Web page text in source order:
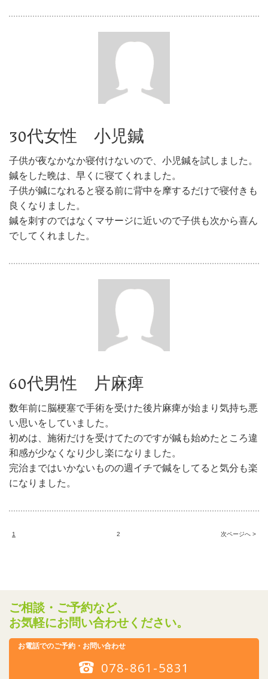
30代女性 小児鍼
子供が夜なかなか寝付けないので、小児鍼を試しました。
鍼をした晩は、早くに寝てくれました。
子供が鍼になれると寝る前に背中を摩するだけで寝付きも
良くなりました。
鍼を刺すのではなくマサージに近いので子供も次から喜ん
でしてくれました。
60代男性 片麻痺
数年前に脳梗塞で手術を受けた後片麻痺が始まり気持ち悪
い思いをしていました。
初めは、施術だけを受けてたのですが鍼も始めたところ違
和感が少なくなり少し楽になりました。
完治まではいかないものの週イチで鍼をしてると気分も楽
になりました。
1 2 次ページへ >
ご相談・ご予約など、
お気軽にお問い合わせください。
お電話でのご予約・お問い合わせ
078-861-5831